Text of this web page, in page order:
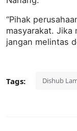
“Pihak
masyarakat.
jangan melintas
Tags: Dishub